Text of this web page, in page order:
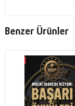
Benzer Ürünler